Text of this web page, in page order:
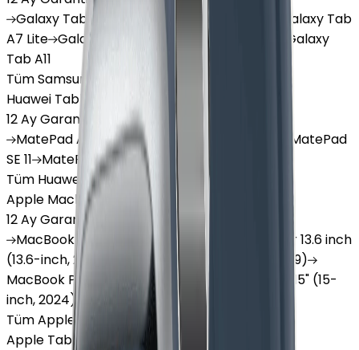
Galaxy Tab S9 Plus Galaxy Galaxy Tab
A7 Lite Galaxy Tab A9 Plus
Galaxy
Tab A11
Tüm Samsung Tablet'ler
Huawei Tablet
12 Ay Garanti
6 Taksit
MatePadAir MatePad 11.5 MatePad
MatePad
SE 11
MatePad12 X
Tüm Huawei Tablet'ler
Apple Macbook
12 Ay Garanti•
MacBookAir 13" (13-inch, 2020)
Air 13.6 inch
(13.6-inch, 2022)
MacBook Air 13" (13-inch, 2019)
MacBook Pro 16" (16-inch, 2019)
Air 15" (15-
inch, 2024)
Air 13"
Tüm Apple Macbook'lar
Apple Tablet